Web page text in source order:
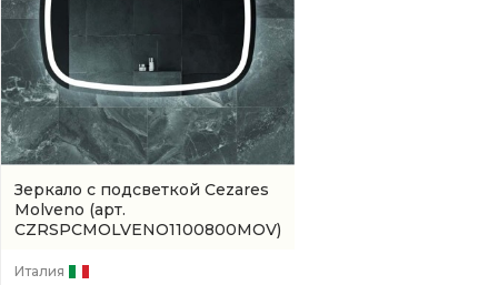
Зеркало с подсветкой Cezares
Molveno (арт.
CZRSPCMOLVENO1100800MOV)
Италия